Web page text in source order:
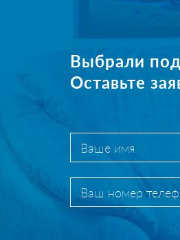
Выбрали
Оставьте